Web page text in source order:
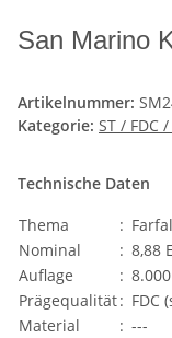
San Marino
Artikelnummer:
Kategorie: ST / FDC /
Technische Daten
Thema
:
Nominal
: 8,88
Auflage
: 8.000
Prägequalität: FDC
Material
: ---